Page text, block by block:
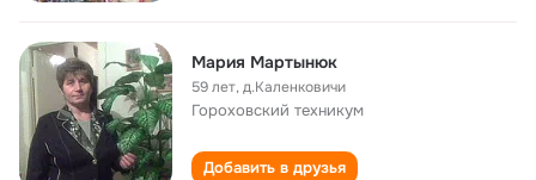
Мария Мартынюк
59 лет,д.Каленковичи
Гороховский техникум
Добавить в друзья